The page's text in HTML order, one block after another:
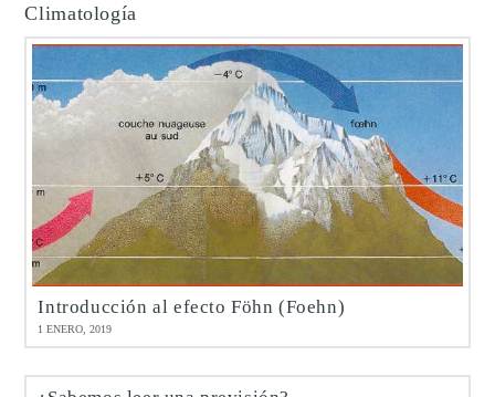
Climatología
Introducción al efecto Föhn (Foehn)
1 ENERO, 2019